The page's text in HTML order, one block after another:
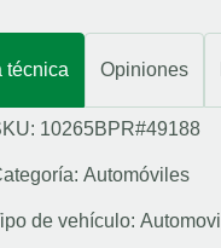
técnica Opiniones
10265BPR#49188
Automóviles
de vehículo: Automovil